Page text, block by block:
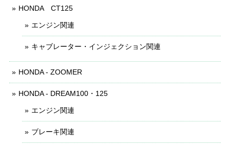
HONDA CT125
エンジン関連
キャブレーター・インジェクション関連
HONDA - ZOOMER
HONDA - DREAM100・125
エンジン関連
ブレーキ関連